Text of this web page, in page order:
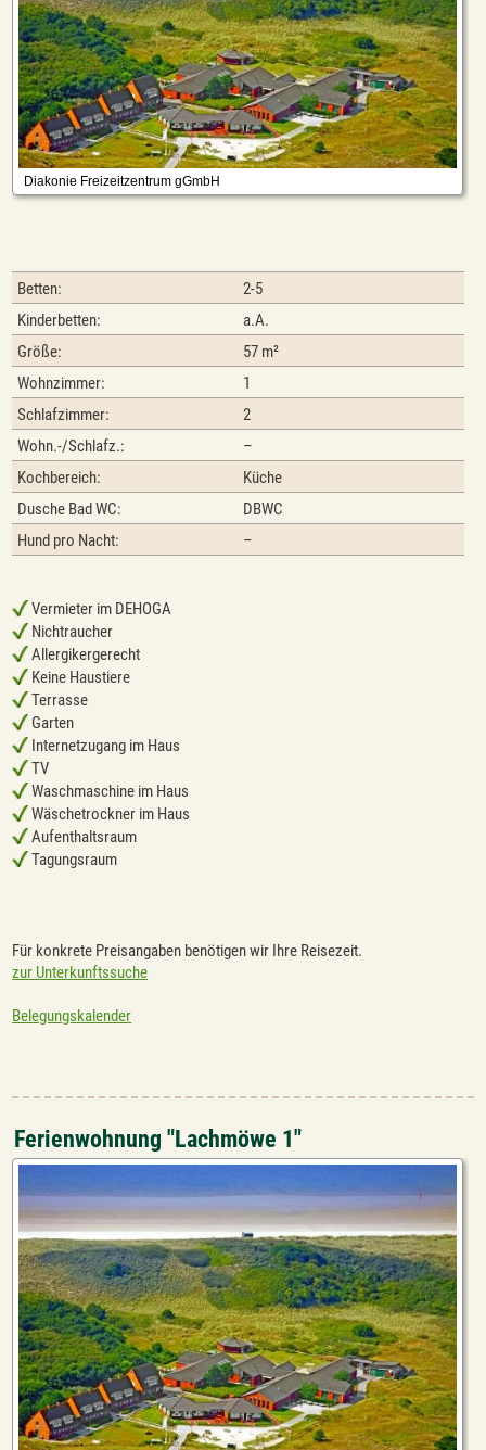
Betten:
2-5
Kinderbetten:
a.A.
Größe:
57 m²
Wohnzimmer:
1
Schlafzimmer:
2
Wohn.-/Schlafz.:
–
Kochbereich:
Küche
Dusche Bad WC:
DBWC
Hund pro Nacht:
–
Vermieter im DEHOGA
Nichtraucher
Allergikergerecht
Keine Haustiere
Terrasse
Garten
Internetzugang im Haus
TV
Waschmaschine im Haus
Wäschetrockner im Haus
Aufenthaltsraum
Tagungsraum
Für konkrete Preisangaben benötigen wir Ihre Reisezeit.
zur Unterkunftssuche
Belegungskalender
Ferienwohnung "Lachmöwe 1"